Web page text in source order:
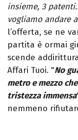
insieme, 3
vogliamo andare
l’offerta, se ne
partita è ormai
scende
Affari Tuoi. "No
metro e mezzo
tristezza immensa
nemmeno